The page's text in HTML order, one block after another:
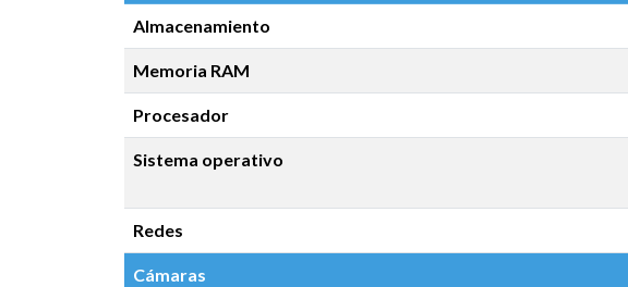
Almacenamiento
Memoria RAM
Procesador
Sistema operativo
Redes
Cámaras